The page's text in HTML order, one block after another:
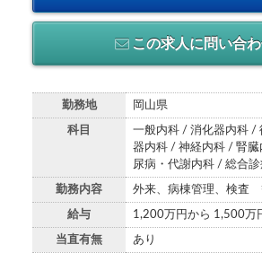
この求人に問い合
勤務地 岡山県
科目
一般内科 / 消化器内科 /
器内科 / 神経内科 / 腎
尿病・代謝内科 / 総合
勤務内容 外来、病棟管理、検査
給与 1,200万円から 1,500万
当直有無 あり